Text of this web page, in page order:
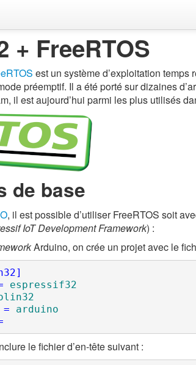
+ FreeRTOS
est un système d’exploitation
préemptif. Il a été porté sur dizaines
il est aujourd’hui parmi les plus utilisés
de base
, il est possible d’utiliser FreeRTOS soit
IoT Development Framework) :
Arduino, on crée un projet avec le
espressif32
= arduino
le fichier d’en-tête suivant :